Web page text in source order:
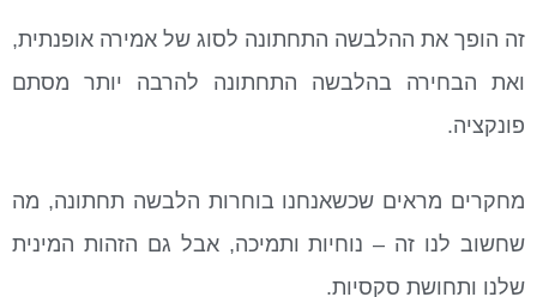
זה הופך את ההלבשה התחתונה לסוג של אמירה אופנתית,
ואת הבחירה בהלבשה התחתונה להרבה יותר מסתם
פונקציה.
מחקרים מראים שכשאנחנו בוחרות הלבשה תחתונה, מה
שחשוב לנו זה – נוחיות ותמיכה, אבל גם הזהות המינית
שלנו ותחושת סקסיות.